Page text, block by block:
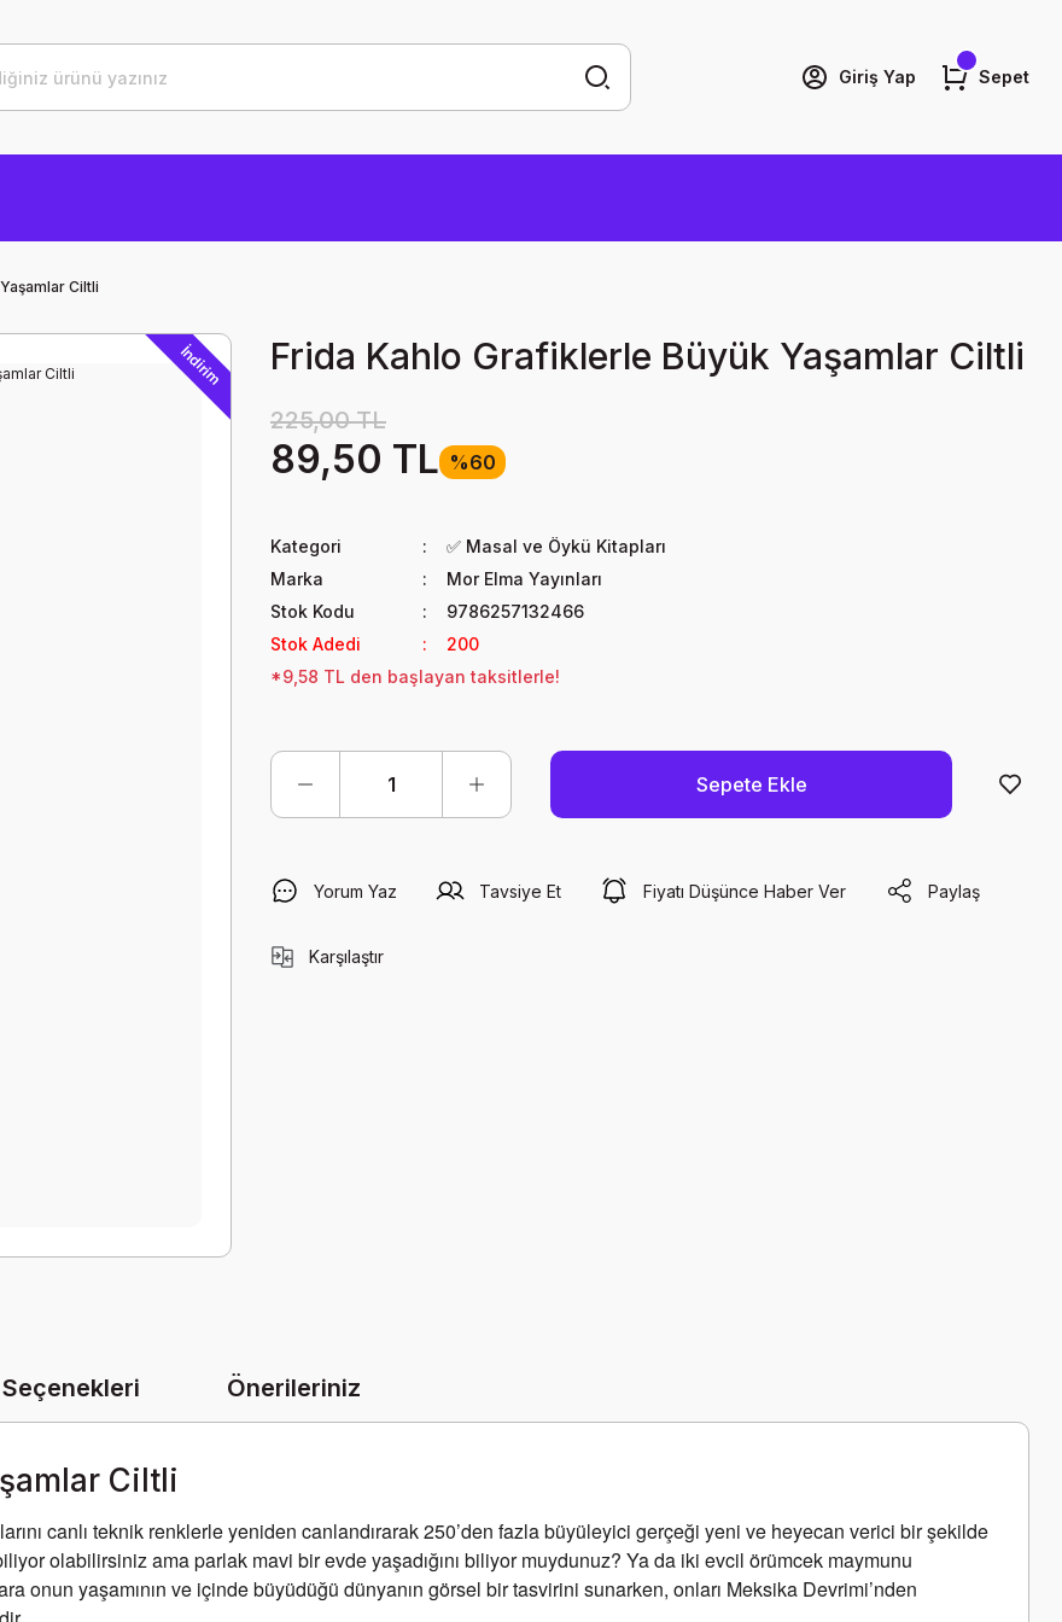
Giriş Yap Sepet
Ciltli
İndirim Frida Kahlo Grafiklerle Büyük Yaşamlar Ciltli
225,00 TL
89,50 TL %60
Kategori
✅ Masal ve Öykü Kitapları
Marka
Mor Elma Yayınları
Stok Kodu
9786257132466
Stok Adedi
200
*9,58 TL den başlayan taksitlerle!
Sepete Ekle
Yorum Yaz Tavsiye Et Fiyatı Düşünce Haber Ver Paylaş
Karşılaştır
Önerileriniz
Ciltli
canlı teknik renklerle yeniden canlandırarak 250’den fazla büyüleyici gerçeği yeni ve heyecan verici bir şekilde
olabilirsiniz ama parlak mavi bir evde yaşadığını biliyor muydunuz? Ya da iki evcil örümcek maymunu
onun yaşamının ve içinde büyüdüğü dünyanın görsel bir tasvirini sunarken, onları Meksika Devrimi’nden